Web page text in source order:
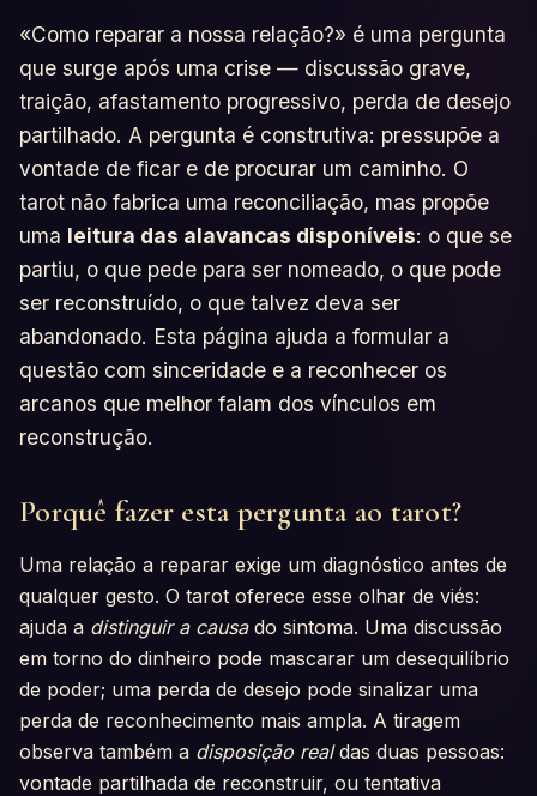
«Como reparar a nossa relação?» é uma pergunta
que surge após uma crise — discussão grave,
traição, afastamento progressivo, perda de desejo
partilhado. A pergunta é construtiva: pressupõe a
vontade de ficar e de procurar um caminho. O
tarot não fabrica uma reconciliação, mas propõe
uma leitura das alavancas disponíveis: o que se
partiu, o que pede para ser nomeado, o que pode
ser reconstruído, o que talvez deva ser
abandonado. Esta página ajuda a formular a
questão com sinceridade e a reconhecer os
arcanos que melhor falam dos vínculos em
reconstrução.
Porquê fazer esta pergunta ao tarot?
Uma relação a reparar exige um diagnóstico antes de
qualquer gesto. O tarot oferece esse olhar de viés:
ajuda a distinguir a causado sintoma. Uma discussão
em torno do dinheiro pode mascarar um desequilíbrio
de poder; uma perda de desejo pode sinalizar uma
perda de reconhecimento mais ampla. A tiragem
observa também a disposição realdas duas pessoas:
vontade partilhada de reconstruir, ou tentativa